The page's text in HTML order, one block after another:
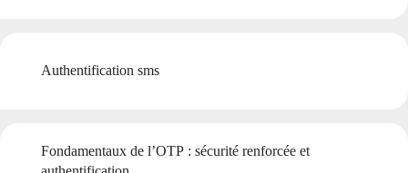
Authentification sms
Fondamentaux de l’OTP : sécurité renforcée et